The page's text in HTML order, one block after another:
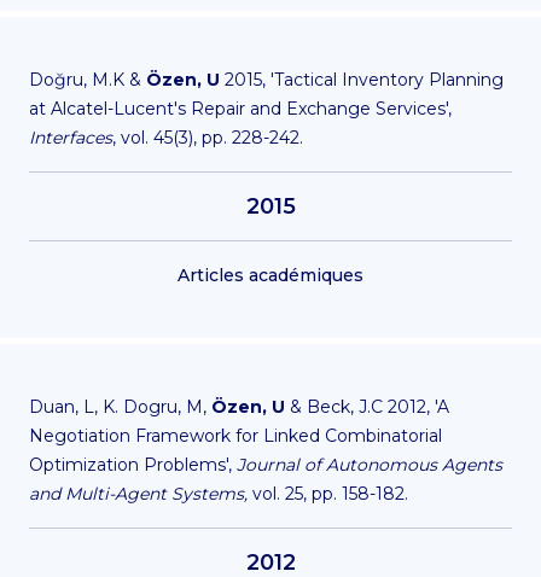
Doğru, M.K & Özen, U 2015, 'Tactical Inventory Planning
at Alcatel-Lucent's Repair and Exchange Services',
Interfaces, vol. 45(3), pp. 228-242.
2015
Articles académiques
Duan, L, K. Dogru, M, Özen, U & Beck, J.C 2012, 'A
Negotiation Framework for Linked Combinatorial
Optimization Problems', Journal of Autonomous Agents
and Multi-Agent Systems, vol. 25, pp. 158-182.
2012